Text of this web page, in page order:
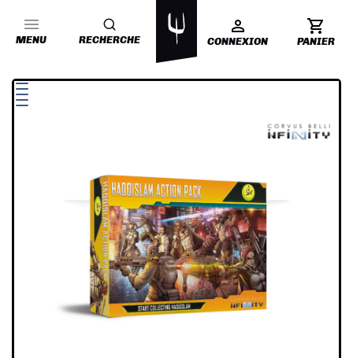
MENU RECHERCHE CONNEXION PANIER